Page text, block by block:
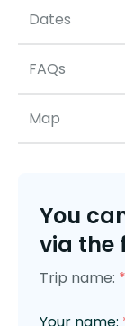
Dates
FAQs
Map
You
via the
Trip name: *